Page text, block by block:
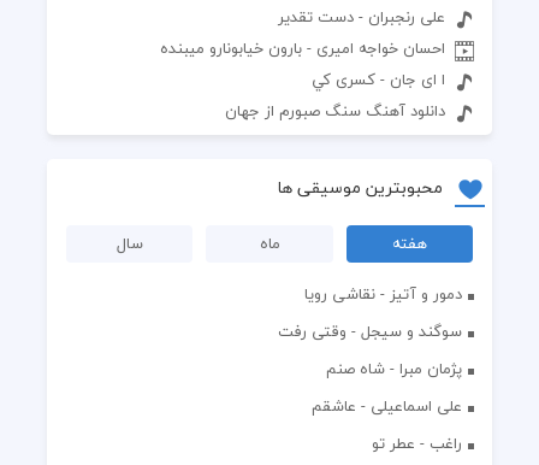
علی رنجبران - دست تقدیر
احسان خواجه امیری - بارون خیابونارو میبنده
ا اى جان - كسرى كي
دانلود آهنگ سنگ صبورم از جهان
محبوبترین موسیقی ها
هفته ماه
سال
دمور و آتیز - نقاشی رویا
سوگند و سیجل - وقتی رفت
پژمان مبرا - شاه صنم
علی اسماعیلی - عاشقم
راغب - عطر تو